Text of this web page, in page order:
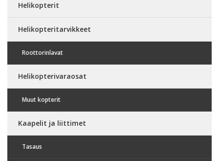
Helikopterit
Helikopteritarvikkeet
Roottorinlavat
Helikopterivaraosat
Muut kopterit
Kaapelit ja liittimet
Tasaus